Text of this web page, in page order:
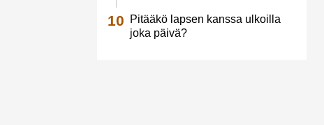
Pitääkö lapsen kanssa ulkoilla
joka päivä?